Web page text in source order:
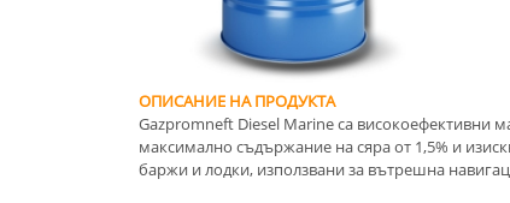
ОПИСАНИЕ НА ПРОДУКТА
Gazpromneft Diesel Marine са високоефективни
максимално съдържание на сяра от 1,5% и
баржи и лодки, използвани за вътрешна